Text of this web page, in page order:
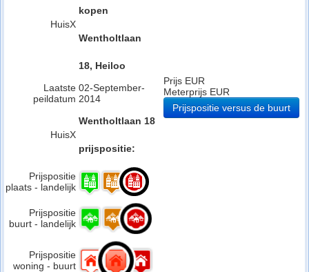
HuisX
kopen
Wentholtlaan
18, Heiloo
Laatste
peildatum
02-September-
2014
HuisX
Wentholtlaan 18
prijspositie:
Prijspositie
plaats - landelijk
Prijspositie
buurt - landelijk
Prijspositie
woning - buurt
Prijs EUR
Meterprijs EUR
Prijspositie versus de buurt